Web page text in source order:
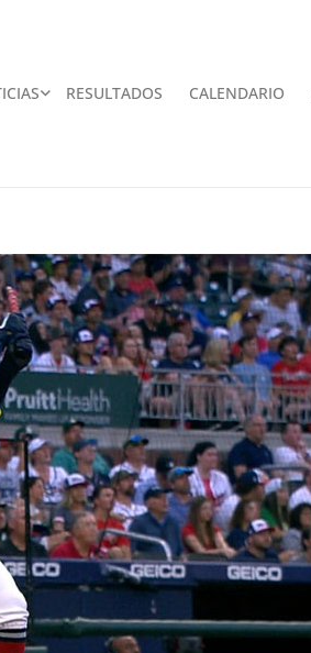
RESULTADOS CALENDARIO